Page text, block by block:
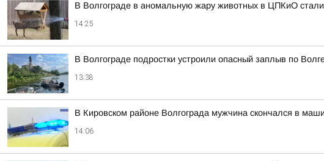
В Волгограде в аномальную жару животных в ЦПКиО стали
14:25
В Волгограде подростки устроили опасный заплыв по
13:38
В Кировском районе Волгограда мужчина скончался в
14:06